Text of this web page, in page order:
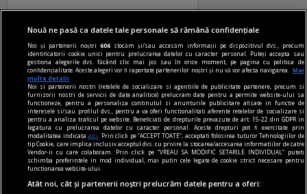
Nouă ne pasă ca datele tale personale să rămână confidențiale
Noi și partenerii noștri606 stocăm și/sau accesăm informații pe dispozitivul dvs., precum
identificatorii cookie unici pentru prelucrarea datelor cu caracter personal. Puteți accepta sau
gestiona alegerile dvs. făcând clic mai jos sau în orice moment, pe pagina cu politica de
confidențialitate. Aceste alegeri vor fi raportate partenerilor noștri și nu vă vor afecta navigarea.
Mai
multe detalii
Noi si partenerii nostri (retelele de socializare si agentiile de publicitate partenere, precum si
furnizorii nostri de servicii de date analitice) prelucram date pentru a permite website-ului sa
functioneze, pentru a personaliza continutul si anunturile publicitare afisate in functie de
interesele si/sau profilul dvs., pentru a va oferi functionalitati aferente retelelor de socializare si
pentru a analiza traficul pe website. Beneficiati de drepturile prevazute de art. 15-22 din GDPR in
legatura cu prelucrarea datelor cu caracter personal. Aceste drepturi pot fi exercitate prin
modalitatea indicataaici
. Prin click pe “ACCEPT TOATE”, acceptati folosirea tuturor Tehnologiilor de
tip Cookie, care implica inclusiv acceptul dvs. cu privire la stocarea/accesarea informatiilor de catre
Vendor-ii cu care colaboram. Prin click pe “VREAU SA MODIFIC SETARILE INDIVIDUAL” puteti
schimba preferintele in mod individual, mai putin cele legate de cookie strict necesare pentru
functionarea website-ului.
Atât noi, cât și partenerii noștri prelucrăm datele pentru a oferi: